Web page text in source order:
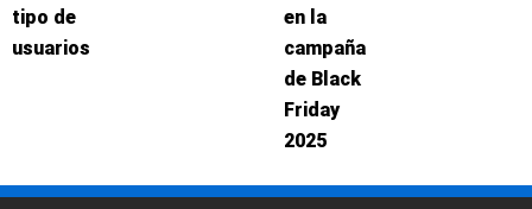
tipo de
usuarios
en la
campaña
de Black
Friday
2025